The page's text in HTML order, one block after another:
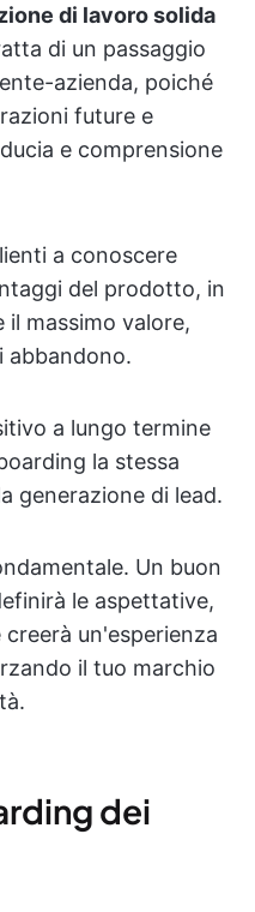
di lavoro solida
di un passaggio
azienda, poiché
future e
e comprensione
a conoscere
del prodotto, in
massimo valore,
abbandono.
a lungo termine
la stessa
generazione di lead.
Un buon
le aspettative,
un'esperienza
il tuo marchio
dei